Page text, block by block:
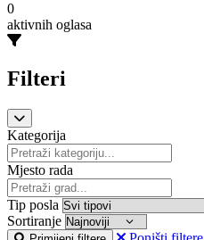
0
aktivnih oglasa
Filteri
Kategorija
Mjesto rada
Tip posla
Sortiranje